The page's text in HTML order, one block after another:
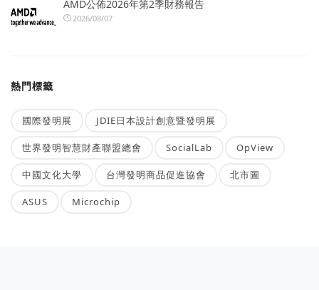
AMD公佈2026年第2季財務報告
2026/08/07
熱門標籤
國際發明展 JDIE日本設計創意暨發明展
世界發明智慧財產聯盟總會 SocialLab OpView
中國文化大學 台灣發明商品促進協會 北市圖
ASUS Microchip